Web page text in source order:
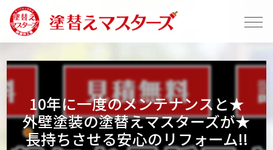
10年に一度のメンテナンスと★
外壁塗装の塗替えマスターズが★
長持ちさせる安心のリフォーム!!